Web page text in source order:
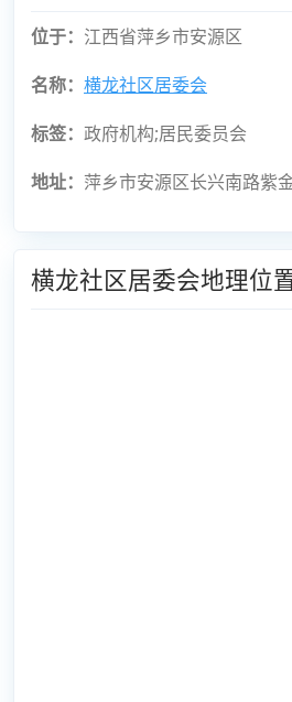
位于： 江西省萍乡市安源区
名称： 横龙社区居委会
标签： 政府机构;居民委员会
地址： 萍乡市安源区长兴南路紫
横龙社区居委会地理位